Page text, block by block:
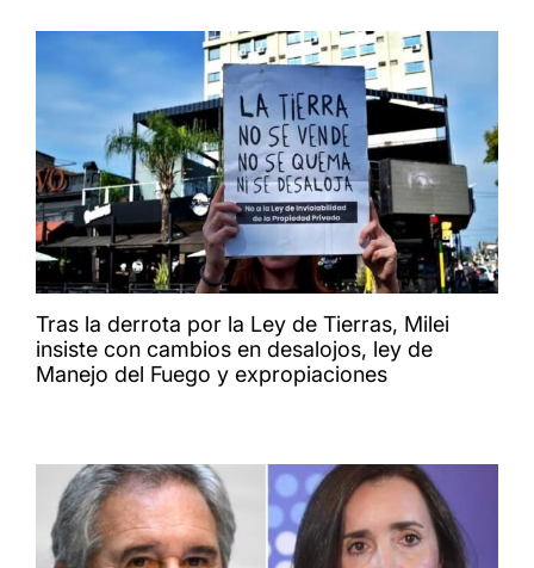
Tras la derrota por la Ley de Tierras, Milei
insiste con cambios en desalojos, ley de
Manejo del Fuego y expropiaciones